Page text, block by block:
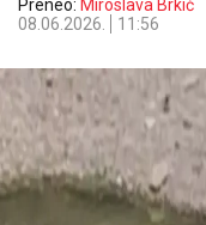
Preneo: Miroslava Brkić
08.06.2026.
11:56